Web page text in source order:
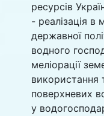
ресурсів
- реалізація в
державної
водного
меліорації
використання
поверхневих
у